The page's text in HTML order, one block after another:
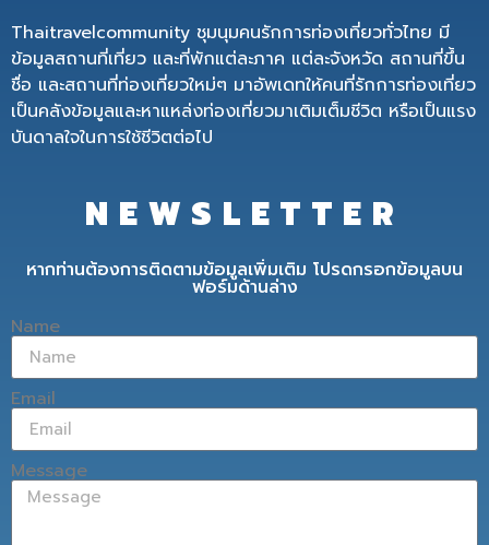
Thaitravelcommunity ชุมนุมคนรักการท่องเที่ยวทั่วไทย มี
ข้อมูลสถานที่เที่ยว และที่พักแต่ละภาค แต่ละจังหวัด สถานที่ขึ้น
ชื่อ และสถานที่ท่องเที่ยวใหม่ๆ มาอัพเดทให้คนที่รักการท่องเที่ยว
เป็นคลังข้อมูลและหาแหล่งท่องเที่ยวมาเติมเต็มชีวิต หรือเป็นแรง
บันดาลใจในการใช้ชีวิตต่อไป
NEWSLETTER
หากท่านต้องการติดตามข้อมูลเพิ่มเติม โปรดกรอกข้อมูลบน
ฟอร์มด้านล่าง
Name
Email
Message